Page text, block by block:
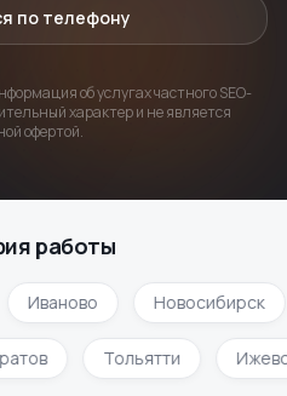
по телефону
об услугах частного SEO-
характер и не является
офертой.
работы
Иваново Новосибирск
Тольятти